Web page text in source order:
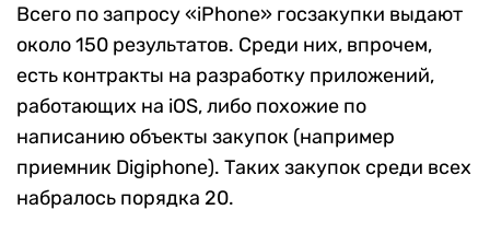
Всего по запросу «iPhone» госзакупки выдают
около 150 результатов. Среди них, впрочем,
есть контракты на разработку приложений,
работающих на iOS, либо похожие по
написанию объекты закупок (например
приемник Digiphone). Таких закупок среди всех
набралось порядка 20.